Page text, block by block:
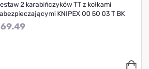
2 karabińczyków TT z kołkami
KNIPEX 00 50 03 T BK